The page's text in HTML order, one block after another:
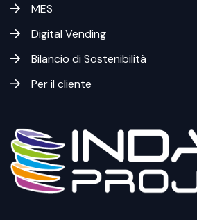
MES
Digital Vending
Bilancio di Sostenibilità
Per il cliente